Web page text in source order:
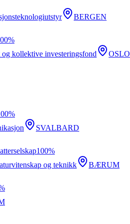
BERGEN
%
kollektive investeringsfond
OSLO
%
SVALBARD
100%
og teknikk
BÆRUM